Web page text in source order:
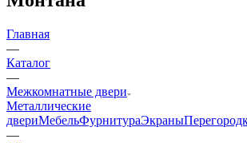
Главная
—
Каталог
—
Межкомнатные двери
Металлические
двериМебельФурнитураЭкраны
—